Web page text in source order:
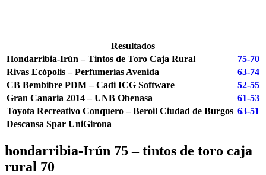
Resultados
Hondarribia-Irún –Tintos de Toro Caja Rural
75-70
Rivas Ecópolis – Perfumerías Avenida
63-74
CB Bembibre PDM – Cadi ICG Software
52-55
Gran Canaria 2014 – UNB Obenasa
61-53
Toyota Recreativo Conquero – Beroil Ciudad de Burgos 63-51
Descansa Spar UniGirona
hondarribia-Irún 75 – tintos de toro caja
rural 70